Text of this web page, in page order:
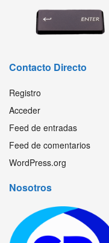
Contacto Directo
Registro
Acceder
Feed de entradas
Feed de comentarios
WordPress.org
Nosotros